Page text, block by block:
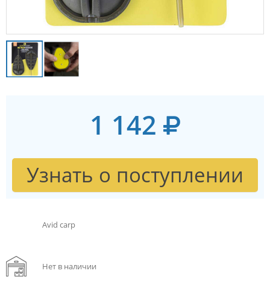
1 142
Узнать о поступлении
Avid carp
Нет в наличии